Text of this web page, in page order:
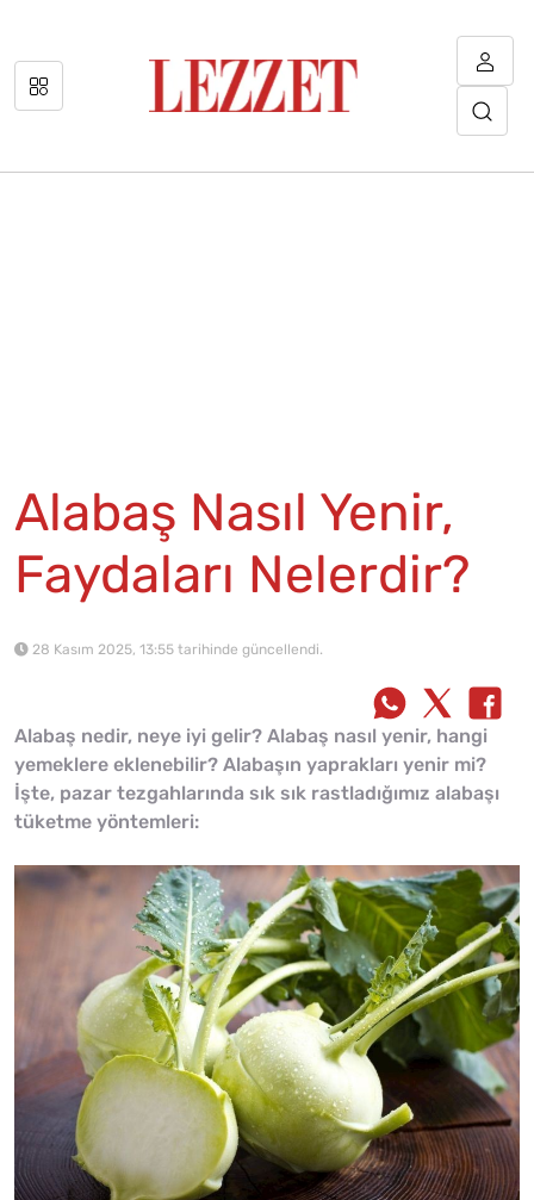
Alabaş Nasıl Yenir,
Faydaları Nelerdir?
28 Kasım 2025, 13:55 tarihinde güncellendi.
Alabaş nedir, neye iyi gelir? Alabaş nasıl yenir, hangi
yemeklere eklenebilir? Alabaşın yaprakları yenir mi?
İşte, pazar tezgahlarında sık sık rastladığımız alabaşı
tüketme yöntemleri: